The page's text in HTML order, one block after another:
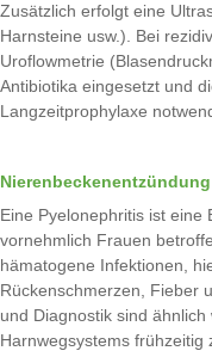
Zusätzlich erfolgt eine
Harnsteine usw.). Bei
Uroflowmetrie
Antibiotika eingesetzt und
Langzeitprophylaxe
Eine Pyelonephritis ist
vornehmlich Frauen
hämatogene Infektionen,
Rückenschmerzen, Fieber
und Diagnostik sind
Harnwegsystems frühzeitig